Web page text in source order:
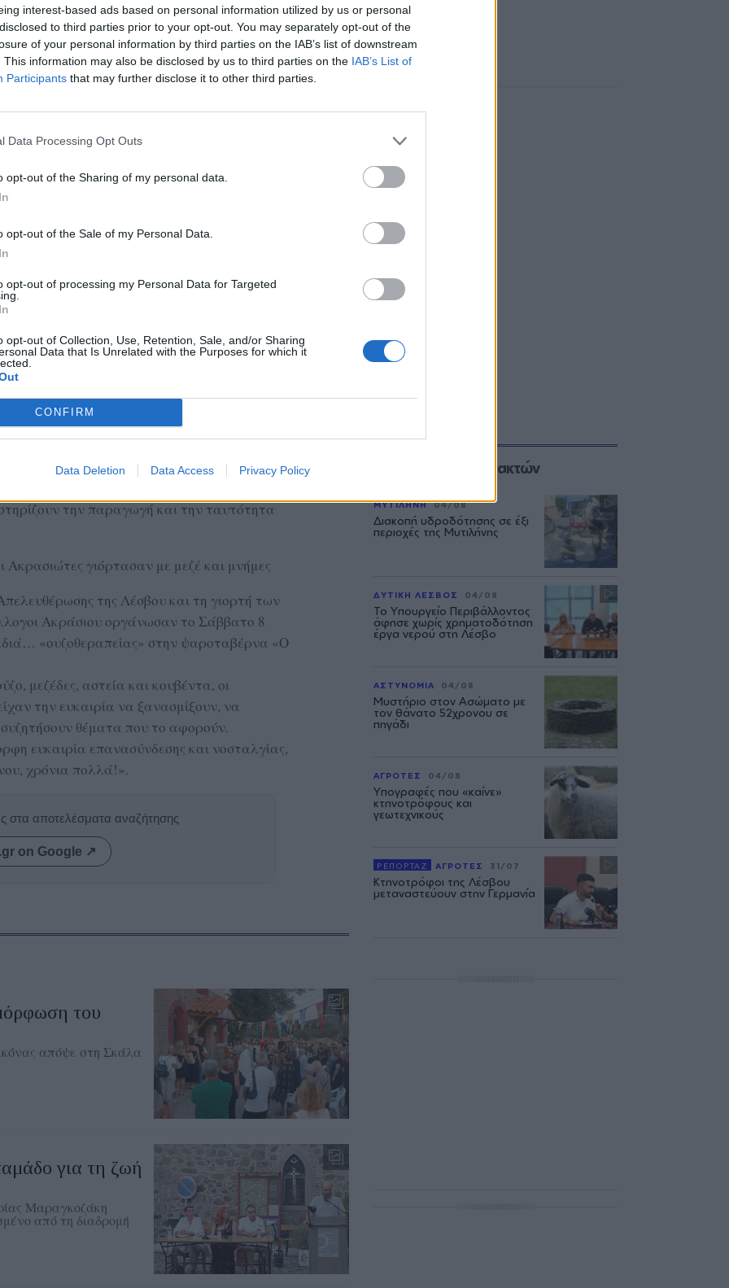
interest-based ads based on personal information utilized by us or personal
to third parties prior to your opt-out. You may separately opt-out of the
of your personal information by third parties on the IAB’s list of downstream
This information may also be disclosed by us to third parties on the IAB’s List of
Participants that may further disclose it to other third parties.
Data Processing Opt Outs
opt-out of the Sharing of my personal data.
opt-out of the Sale of my Personal Data.
opt-out of processing my Personal Data for Targeted
opt-out of Collection, Use, Retention, Sale, and/or Sharing
Data that Is Unrelated with the Purposes for which it
CONFIRM
Data Deletion Data Access Privacy Policy
Ακρασίου, ο Πολιτιστικός Σύλλογος
ημερολόγιο του 2026 με θέμα
Λέσβου – 100 χρόνια λειτουργίας».
στη μακραίωνη πορεία του Συνεταιρισμού,
και δραστήριους αγροτικούς
με πολυάριθμα χρυσά και αργυρά βραβεία
τιμά την ιστορία, τους ανθρώπους και
την παραγωγή και την ταυτότητα
γιόρτασαν με μεζέ και μνήμες
της Λέσβου και τη γιορτή των
Ακράσιου οργάνωσαν το Σάββατο 8
«ουζοθεραπείας» στην ψαροταβέρνα «Ο
μεζέδες, αστεία και κουβέντα, οι
την ευκαιρία να ξανασμίξουν, να
θέματα που το αφορούν.
ευκαιρία επανασύνδεσης και νοσταλγίας,
χρόνια πολλά!».
στα αποτελέσματα αναζήτησης
on Google ↗
του
απόψε στη Σκάλα
για τη ζωή
Μαραγκοζάκη
από τη διαδρομή
Επιλογές των Συντακτών
ΜΥΤΙΛΗΝΗ 04/08
Διακοπή υδροδότησης σε έξι
περιοχές της Μυτιλήνης
ΔΥΤΙΚΗ ΛΕΣΒΟΣ 04/08
Το Υπουργείο Περιβάλλοντος
άφησε χωρίς χρηματοδότηση
έργα νερού στη Λέσβο
ΑΣΤΥΝΟΜΙΑ 04/08
Μυστήριο στον Ασώματο με
τον θάνατο 52χρονου σε
πηγάδι
ΑΓΡΟΤΕΣ 04/08
Υπογραφές που «καίνε»
κτηνοτρόφους και
γεωτεχνικούς
ΡΕΠΟΡΤΑΖ ΑΓΡΟΤΕΣ 31/07
Κτηνοτρόφοι της Λέσβου
μεταναστεύουν στην Γερμανία